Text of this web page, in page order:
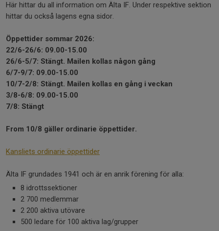
Här hittar du all information om Älta IF. Under respektive sektion
hittar du också lagens egna sidor.
Öppettider sommar 2026:
22/6-26/6: 09.00-15.00
26/6-5/7: Stängt. Mailen kollas någon gång
6/7-9/7: 09.00-15.00
10/7-2/8: Stängt. Mailen kollas en gång i veckan
3/8-6/8: 09.00-15.00
7/8: Stängt
From 10/8 gäller ordinarie öppettider.
Kansliets ordinarie öppettider
Älta IF grundades 1941 och är en anrik förening för alla:
8 idrottssektioner
2 700 medlemmar
2 200 aktiva utövare
500 ledare för 100 aktiva lag/grupper